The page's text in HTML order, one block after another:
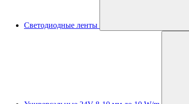
Светодиодные ленты